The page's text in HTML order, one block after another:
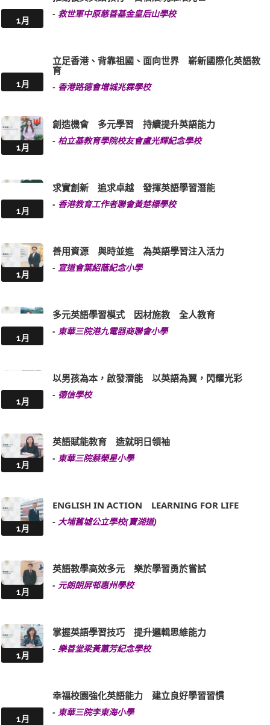
1月
- 救世軍中原慈善基金皇后山學校
1月
立足香港、背靠祖國、面向世界 嶄新國際化英語教
育
- 香港路德會增城兆霖學校
1月
創造機會 多元學習 持續提升英語能力
- 柏立基教育學院校友會盧光輝紀念學校
1月
求實創新 追求卓越 發揮英語學習潛能
- 香港教育工作者聯會黃楚標學校
1月
善用資源 與時並進 為英語學習注入活力
- 宣道會葉紹蔭紀念小學
1月
多元英語學習模式 因材施教 全人教育
- 東華三院港九電器商聯會小學
1月
以男孩為本，啟發潛能 以英語為翼，閃耀光彩
- 德信學校
1月
英語賦能教育 造就明日領袖
- 東華三院蔡榮星小學
1月
ENGLISH IN ACTION LEARNING FOR LIFE
- 大埔舊墟公立學校(寶湖道)
1月
英語教學高效多元 樂於學習勇於嘗試
- 元朗朗屏邨惠州學校
1月
掌握英語學習技巧 提升邏輯思維能力
- 樂善堂梁黃蕙芳紀念學校
1月
幸福校園強化英語能力 建立良好學習習慣
- 東華三院李東海小學